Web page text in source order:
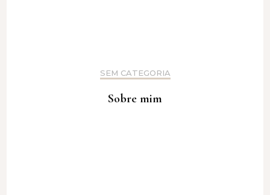
SEM CATEGORIA
Sobre mim